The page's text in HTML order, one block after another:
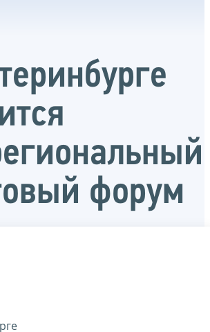
форум